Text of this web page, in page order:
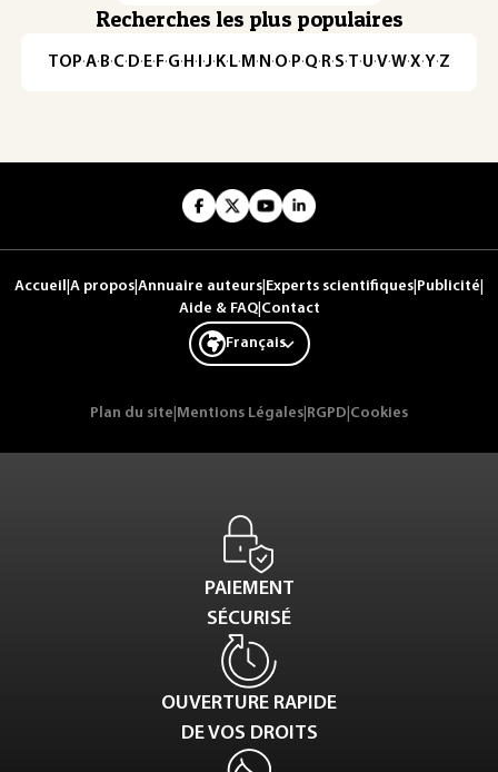
Recherches les plus populaires
TOP·A·B·C· D· E· F·G· H · ·J· K· L· M · N ·O· P·Q· R·S·T·U·V·W·X·Y·Z
Accueil A propos Annuaire auteurs Experts scientifiques Publicité
Aide & FAQ| Contact
Français
Plan du site Mentions Légales RGPD Cookies
PAIEMENT
SÉCURISÉ
OUVERTURE RAPIDE
DE VOS DROITS